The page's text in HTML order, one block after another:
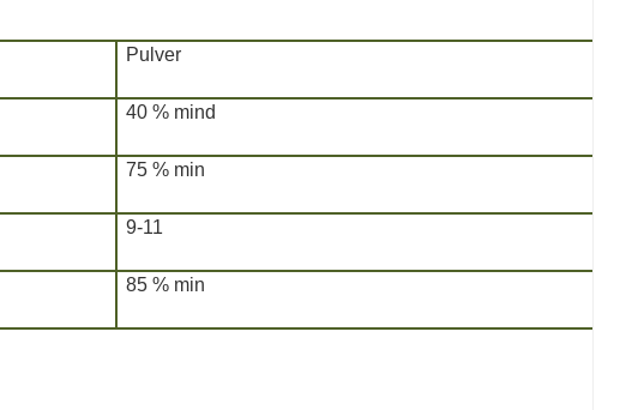
Pulver
40 % mind
75 % min
9-11
85 % min